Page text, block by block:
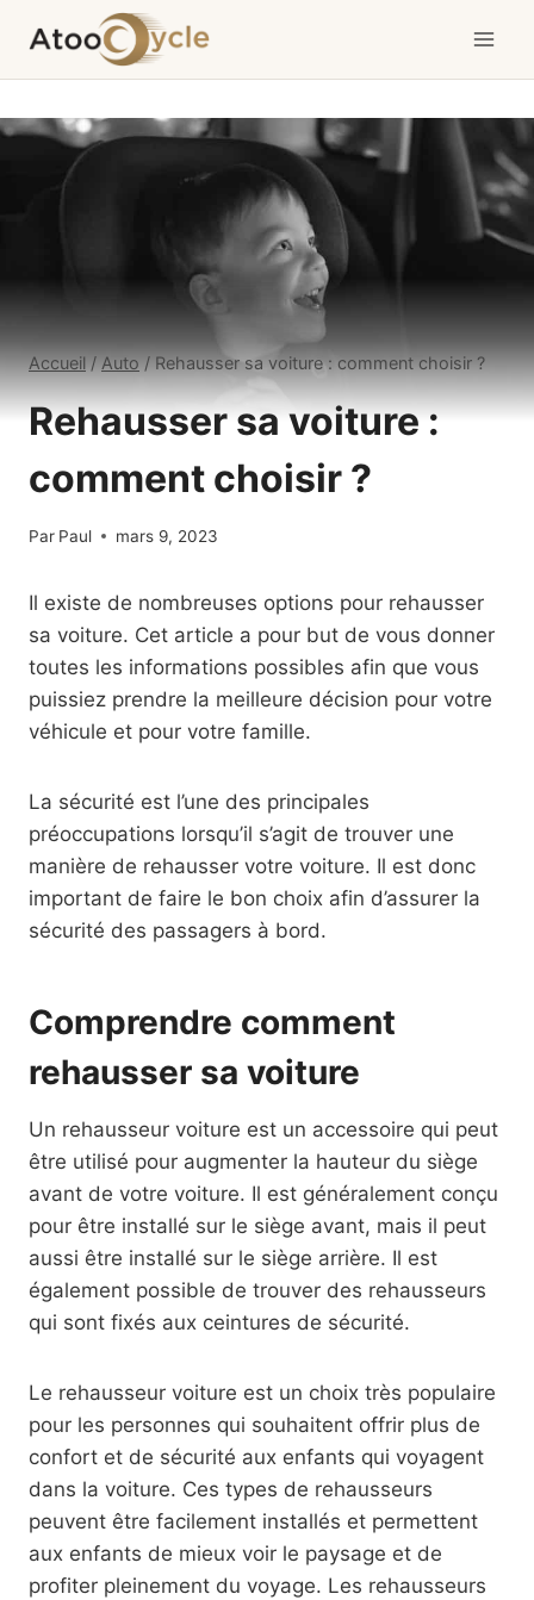
contenu
Accueil / Auto / Rehausser sa voiture : comment choisir ?
Rehausser sa voiture :
comment choisir ?
Par Paul mars 9, 2023
Il existe de nombreuses options pour rehausser
sa voiture. Cet article a pour but de vous donner
toutes les informations possibles afin que vous
puissiez prendre la meilleure décision pour votre
véhicule et pour votre famille.
La sécurité est l’une des principales
préoccupations lorsqu’il s’agit de trouver une
manière de rehausser votre voiture. Il est donc
important de faire le bon choix afin d’assurer la
sécurité des passagers à bord.
Comprendre comment
rehausser sa voiture
Un rehausseur voiture est un accessoire qui peut
être utilisé pour augmenter la hauteur du siège
avant de votre voiture. Il est généralement conçu
pour être installé sur le siège avant, mais il peut
aussi être installé sur le siège arrière. Il est
également possible de trouver des rehausseurs
qui sont fixés aux ceintures de sécurité.
Le rehausseur voiture est un choix très populaire
pour les personnes qui souhaitent offrir plus de
confort et de sécurité aux enfants qui voyagent
dans la voiture. Ces types de rehausseurs
peuvent être facilement installés et permettent
aux enfants de mieux voir le paysage et de
profiter pleinement du voyage. Les rehausseurs